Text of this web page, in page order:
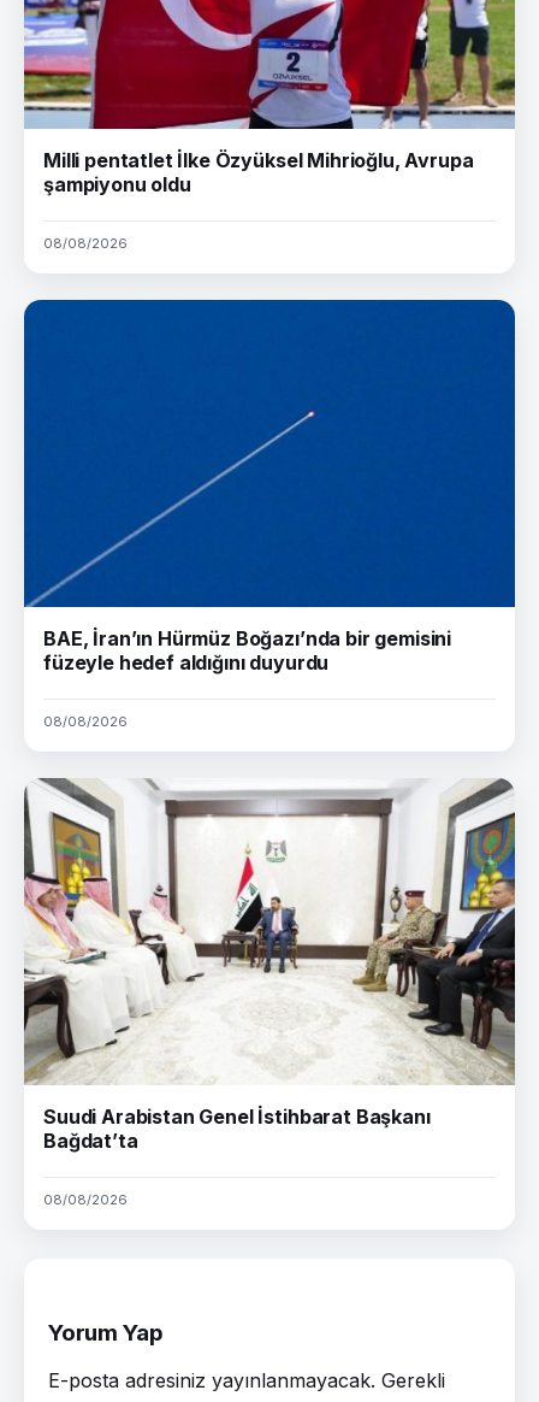
Milli pentatlet İlke Özyüksel Mihrioğlu, Avrupa
şampiyonu oldu
08/08/2026
BAE, İran’ın Hürmüz Boğazı’nda bir gemisini
füzeyle hedef aldığını duyurdu
08/08/2026
Suudi Arabistan Genel İstihbarat Başkanı
Bağdat’ta
08/08/2026
Yorum Yap
E-posta adresiniz yayınlanmayacak. Gerekli